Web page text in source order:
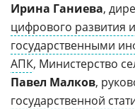
Ирина Ганиева,
цифрового развития
государственными
АПК, Министерство
Павел Малков,
государственной